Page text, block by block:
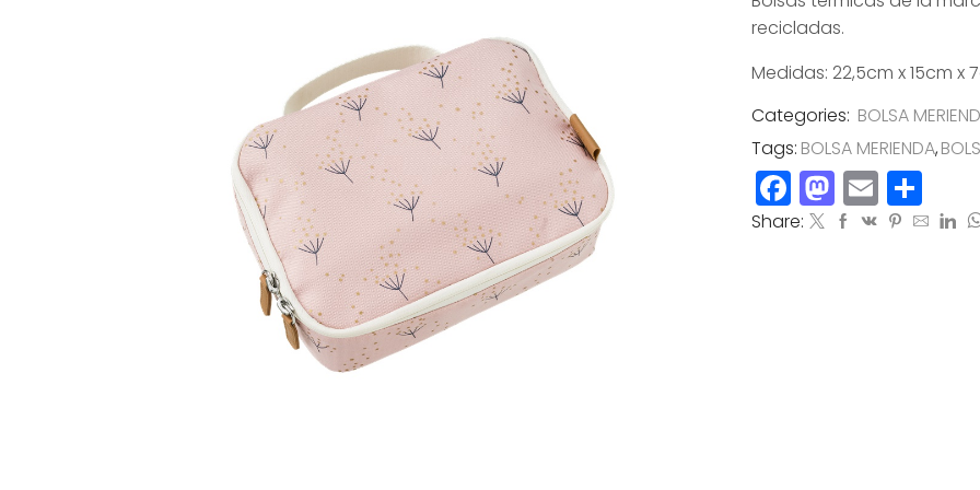
recicladas.
Medidas: 22,5cm x 15cm x
Categories: BOLSA
Tags: BOLSA MERIENDA,
Facebook
Email
Share: